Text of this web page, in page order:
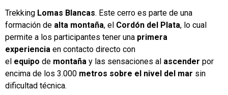
Trekking Lomas Blancas. Este cerro es parte de una
formación de alta montaña, el Cordón del Plata, lo cual
permite a los participantes tener una primera
experiencia en contacto directo con
el equipo de montaña y las sensaciones al ascender por
encima de los 3.000 metros sobre el nivel del mar sin
dificultad técnica.